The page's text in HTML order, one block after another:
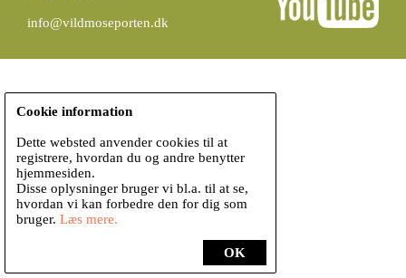
info@vildmoseporten.dk
OK
Cookie information
Dette websted anvender cookies til at
registrere, hvordan du og andre benytter
hjemmesiden.
Disse oplysninger bruger vi bl.a. til at se,
hvordan vi kan forbedre den for dig som
bruger. Læs mere.